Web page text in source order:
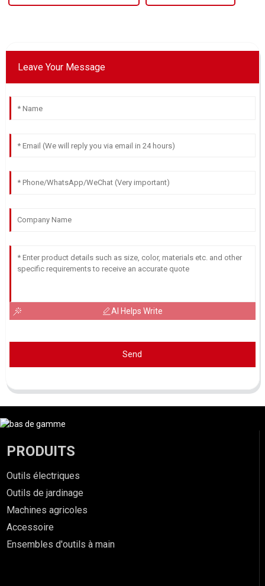
Leave Your Message
AI Helps Write
Send
PRODUITS
Outils électriques
Outils de jardinage
Machines agricoles
Accessoire
Ensembles d'outils à main